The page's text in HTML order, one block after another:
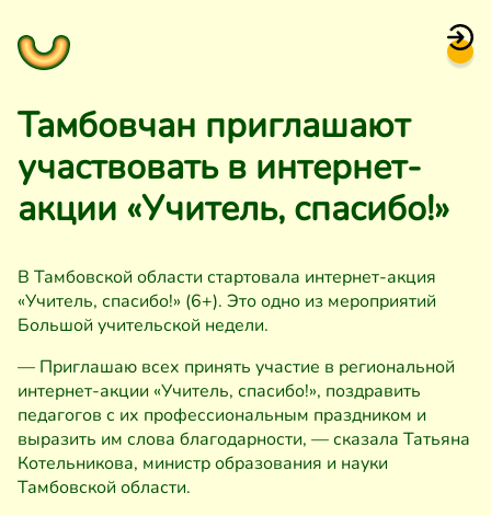
Тамбовчан приглашают
участвовать в интернет-
акции «Учитель, спасибо!»
В Тамбовской области стартовала интернет-акция
«Учитель, спасибо!» (6+). Это одно из мероприятий
Большой учительской недели.
— Приглашаю всех принять участие в региональной
интернет-акции «Учитель, спасибо!», поздравить
педагогов с их профессиональным праздником и
выразить им слова благодарности, — сказала Татьяна
Котельникова, министр образования и науки
Тамбовской области.